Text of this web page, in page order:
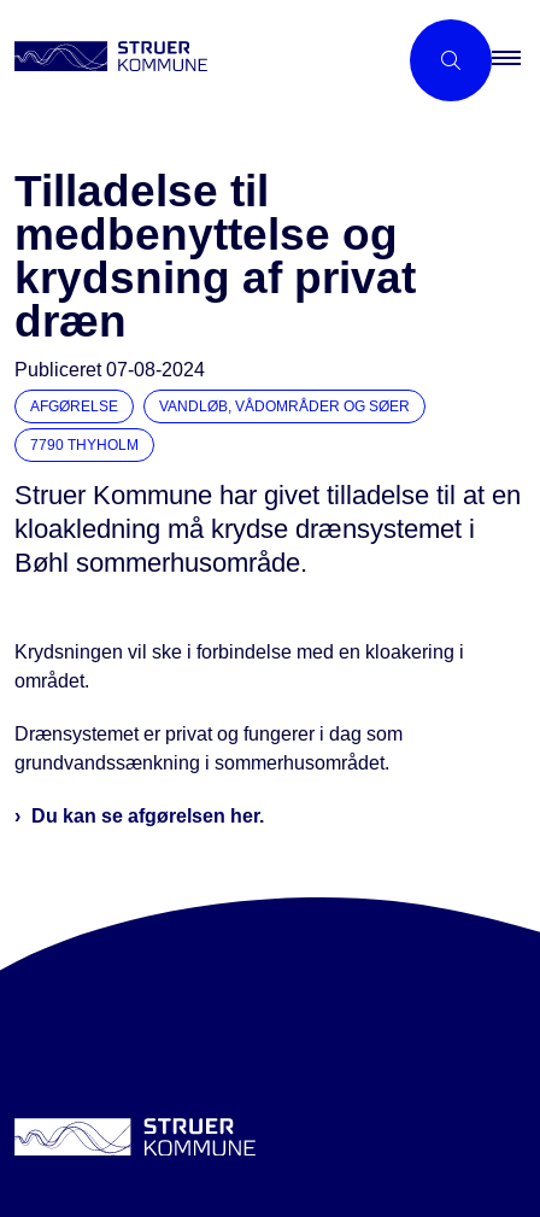
Tilladelse til
medbenyttelse og
krydsning af privat
dræn
Publiceret07-08-2024
AFGØRELSE VANDLØB, VÅDOMRÅDER OG SØER
7790 THYHOLM
Struer Kommune har givet tilladelse til at en
kloakledning må krydse drænsystemet i
Bøhl sommerhusområde.
Krydsningen vil ske i forbindelse med en kloakering i
området.
Drænsystemet er privat og fungerer i dag som
grundvandssænkning i sommerhusområdet.
Du kan se afgørelsen her.